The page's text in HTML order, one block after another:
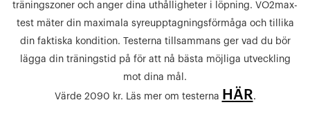
träningszoner och anger dina uthålligheter i löpning. VO2max-
test mäter din maximala syreupptagningsförmåga och tillika
din faktiska kondition. Testerna tillsammans ger vad du bör
lägga din träningstid på för att nå bästa möjliga utveckling
mot dina mål.
Värde 2090 kr. Läs mer om testerna
HÄR.